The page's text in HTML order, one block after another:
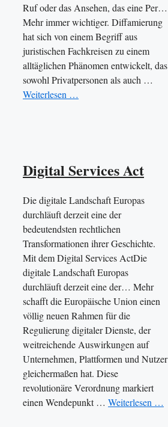
Ruf oder das Ansehen, das eine Per…
Mehr immer wichtiger. Diffamierung
hat sich von einem Begriff aus
juristischen Fachkreisen zu einem
alltäglichen Phänomen entwickelt, das
sowohl Privatpersonen als auch …
Weiterlesen …
Digital Services Act
Die digitale Landschaft Europas
durchläuft derzeit eine der
bedeutendsten rechtlichen
Transformationen ihrer Geschichte.
Mit dem Digital Services ActDie
digitale Landschaft Europas
durchläuft derzeit eine der… Mehr
schafft die Europäische Union einen
völlig neuen Rahmen für die
Regulierung digitaler Dienste, der
weitreichende Auswirkungen auf
Unternehmen, Plattformen und Nutzer
gleichermaßen hat. Diese
revolutionäre Verordnung markiert
einen Wendepunkt … Weiterlesen …